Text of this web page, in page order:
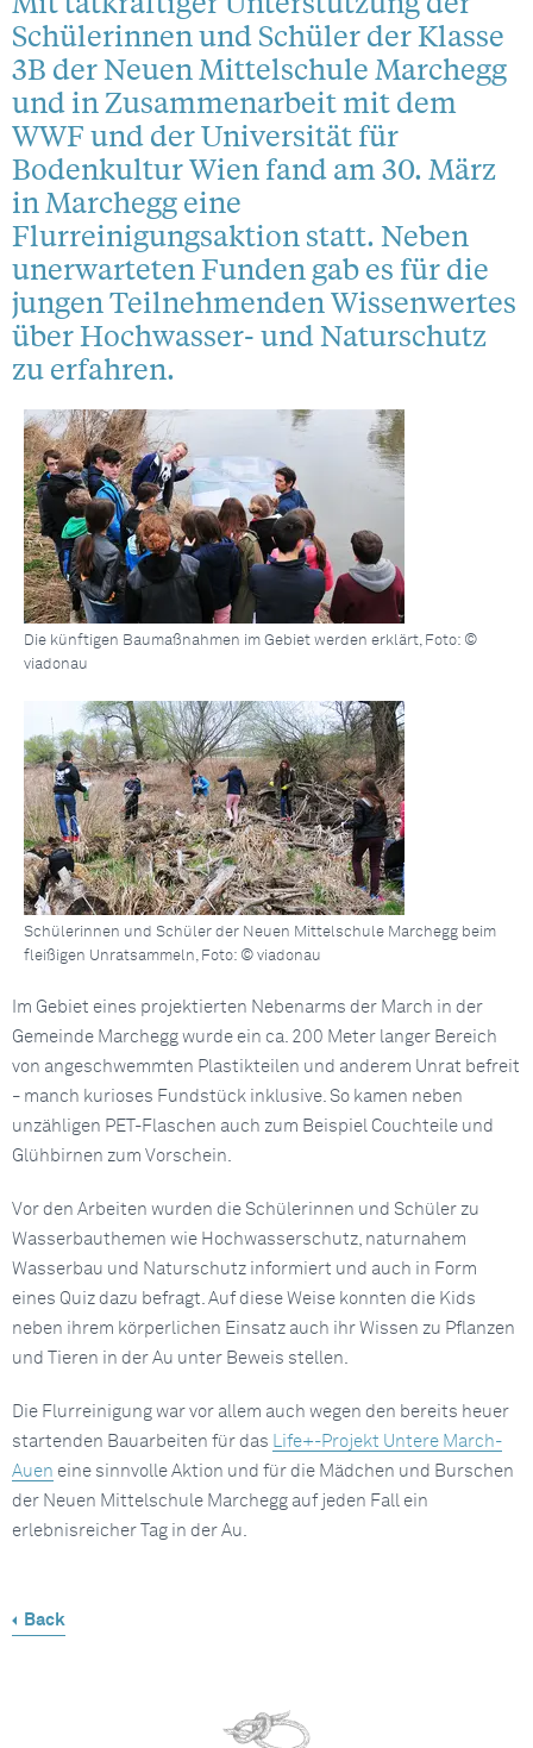
Schülerinnen und Schüler der Klasse
3B der Neuen Mittelschule Marchegg
und in Zusammenarbeit mit dem
WWF und der Universität für
Bodenkultur Wien fand am 30. März
in Marchegg eine
Flurreinigungsaktion statt. Neben
unerwarteten Funden gab es für die
jungen Teilnehmenden Wissenwertes
über Hochwasser- und Naturschutz
zu erfahren.
Die künftigen Baumaßnahmen im Gebiet werden erklärt, Foto: ©
viadonau
Schülerinnen und Schüler der Neuen Mittelschule Marchegg beim
fleißigen Unratsammeln, Foto: © viadonau
Im Gebiet eines projektierten Nebenarms der March in der
Gemeinde Marchegg wurde ein ca. 200 Meter langer Bereich
von angeschwemmten Plastikteilen und anderem Unrat befreit
– manch kurioses Fundstück inklusive. So kamen neben
unzähligen PET-Flaschen auch zum Beispiel Couchteile und
Glühbirnen zum Vorschein.
Vor den Arbeiten wurden die Schülerinnen und Schüler zu
Wasserbauthemen wie Hochwasserschutz, naturnahem
Wasserbau und Naturschutz informiert und auch in Form
eines Quiz dazu befragt. Auf diese Weise konnten die Kids
neben ihrem körperlichen Einsatz auch ihr Wissen zu Pflanzen
und Tieren in der Au unter Beweis stellen.
Die Flurreinigung war vor allem auch wegen den bereits heuer
startenden Bauarbeiten für das Life+-Projekt Untere March-
Auen eine sinnvolle Aktion und für die Mädchen und Burschen
der Neuen Mittelschule Marchegg auf jeden Fall ein
erlebnisreicher Tag in der Au.
Back